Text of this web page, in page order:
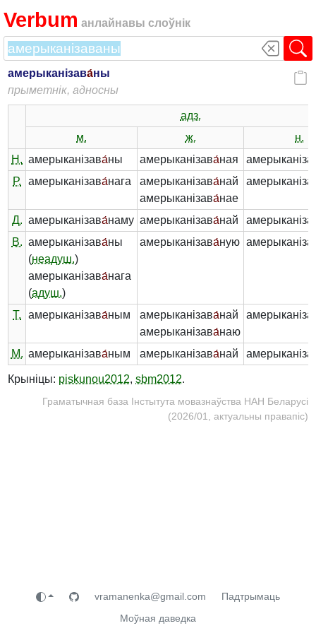
Verbum анлайнавы слоўнік
амерыканізава́ны
прыметнік, адносны
адз.
м.
ж.
н.
Н. амерыканізава́ны амерыканізава́ная
Р.
амерыканізава́нага амерыканізава́най
амерыканізава́нае
Д. амерыканізава́наму амерыканізава́най
В. амерыканізава́ны
(неадуш.)
амерыканізава́нага
(адуш.)
амерыканізава́ную
Т. амерыканізава́ным амерыканізава́най
амерыканізава́наю
М. амерыканізава́ным амерыканізава́най
Крыніцы: piskunou2012, sbm2012.
Граматычная база Інстытута мовазнаўства НАН Беларусі
(2026/01, актуальны правапіс)
vramanenka@gmail.com
Падтрымаць
Моўная даведка